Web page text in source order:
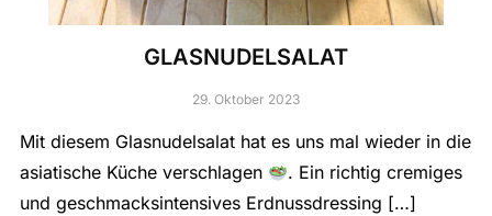
GLASNUDELSALAT
29. Oktober 2023
Mit diesem Glasnudelsalat hat es uns mal wieder in die
asiatische Küche verschlagen
. Ein richtig cremiges
und geschmacksintensives Erdnussdressing […]